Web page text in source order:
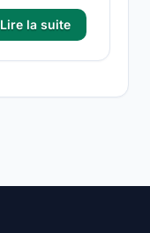
Lire la suite